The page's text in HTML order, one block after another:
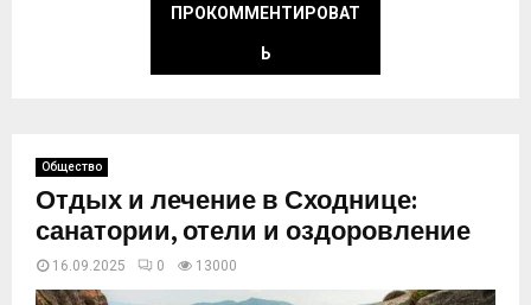
ПРОКОММЕНТИРОВАТ
Ь
Общество
Отдых и лечение в Сходнице:
санатории, отели и оздоровление
16.09.2025 0 13000